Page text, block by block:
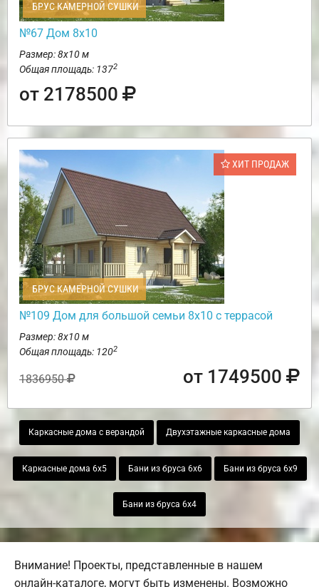
БРУС КАМЕРНОЙ СУШКИ
№67 Дом 8х10
Размер: 8х10 м
Общая площадь: 1372
от 2178500
ХИТ ПРОДАЖ
БРУС КАМЕРНОЙ СУШКИ
№109 Дом для большой семьи 8х10 с террасой
Размер: 8х10 м
Общая площадь: 1202
1836950 от 1749500
Каркасные дома с верандой Двухэтажные каркасные дома
Каркасные дома 6х5 Бани из бруса 6х6 Бани из бруса 6х9
Бани из бруса 6х4
Внимание! Проекты, представленные в нашем
онлайн-каталоге, могут быть изменены. Возможно